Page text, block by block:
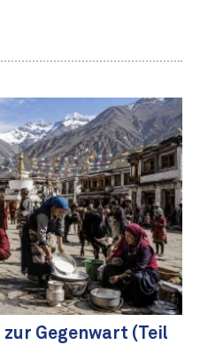
Gegenwart (Teil